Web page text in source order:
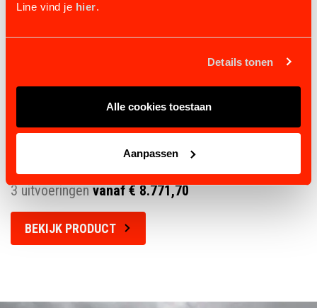
Line vind je hier.
Details tonen
Alle cookies toestaan
Aanpassen
VITAFLOOR VME
3 uitvoeringenvanaf € 8.771,70
BEKIJK PRODUCT